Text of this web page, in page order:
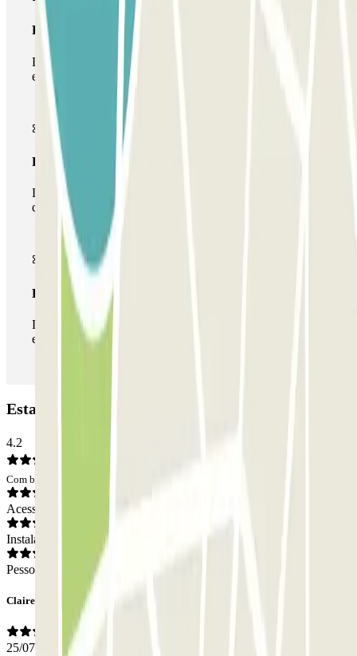
Passe simples
Durante a sua estadia, só poderá entrar e sair do parque de
estacionamento uma vez.
Passe multiestacionamento
Durante a sua estadia, pode utilizar toda a rede de parques
de estacionamento deste operador disponível em Parclick.
Passe ilimitado
Durante a sua estadia, pode entrar e sair do parque de
estacionamento as vezes que quiser.
Estacionamento Garage Marc: Opiniões
4.2
Com base em 126 opiniões
Acesso
Instalações
Pessoal
Claire
25/07/2026